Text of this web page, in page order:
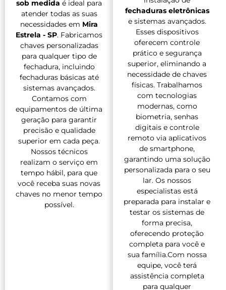
sob medida é ideal para
atender todas as suas
necessidades em Mira
Estrela - SP. Fabricamos
chaves personalizadas
para qualquer tipo de
fechadura, incluindo
fechaduras básicas até
sistemas avançados.
Contamos com
equipamentos de última
geração para garantir
precisão e qualidade
superior em cada peça.
Nossos técnicos
realizam o serviço em
tempo hábil, para que
você receba suas novas
chaves no menor tempo
possível.
fechaduras eletrônicas
e sistemas avançados.
Esses dispositivos
oferecem controle
prático e segurança
superior, eliminando a
necessidade de chaves
físicas. Trabalhamos
com tecnologias
modernas, como
biometria, senhas
digitais e controle
remoto via aplicativos
de smartphone,
garantindo uma solução
personalizada para o seu
lar. Os nossos
especialistas está
preparada para instalar e
testar os sistemas de
forma precisa,
oferecendo proteção
completa para você e
sua família.Com nossa
equipe, você terá
assistência completa
para qualquer